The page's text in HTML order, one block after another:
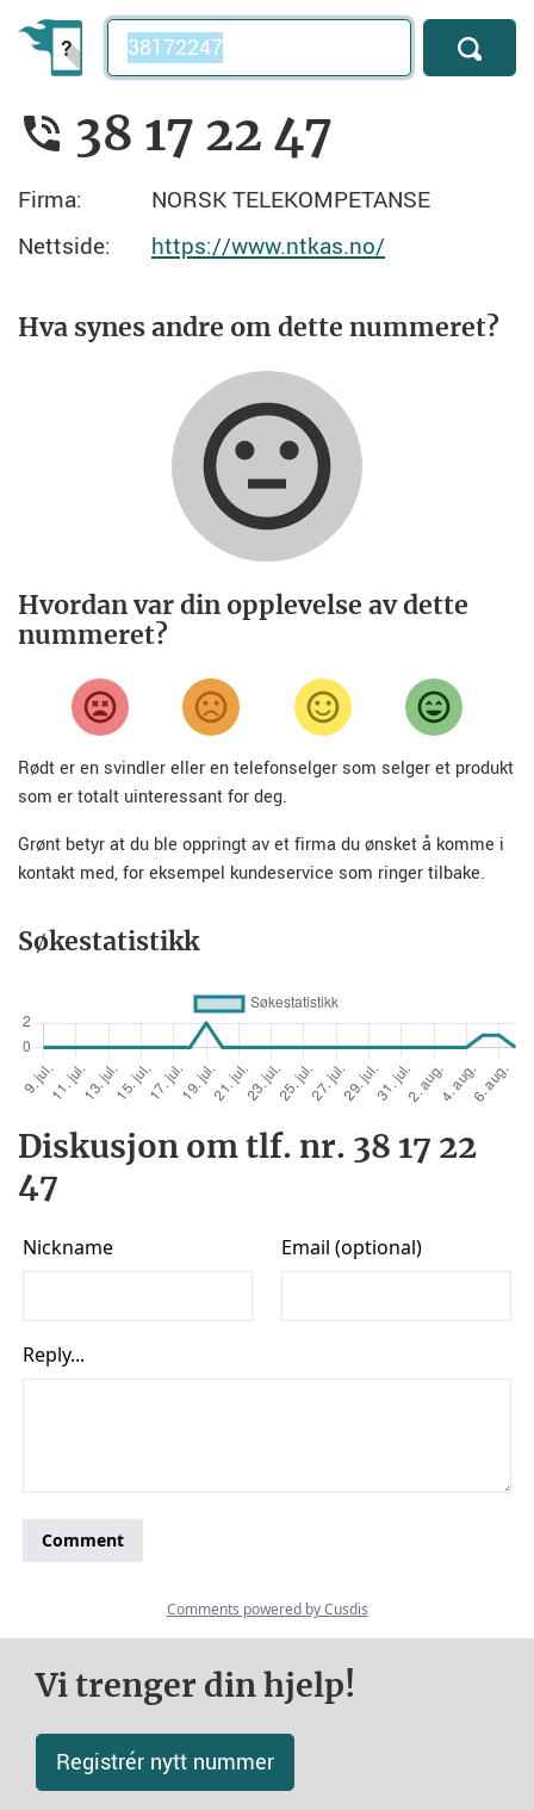
Telefonnummer
38 17 22 47
Firma:
NORSK TELEKOMPETANSE
Nettside:
https://www.ntkas.no/
Hva synes andre om dette nummeret?
Hvordan var din opplevelse av dette
nummeret?
Rødt er en svindler eller en telefonselger som selger et produkt
som er totalt uinteressant for deg.
Grønt betyr at du ble oppringt av et firma du ønsket å komme i
kontakt med, for eksempel kundeservice som ringer tilbake.
Søkestatistikk
Diskusjon om tlf. nr. 38 17 22
47
Vi trenger din hjelp!
Registrér nytt nummer